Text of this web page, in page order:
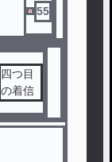
田舎の
村だが
、住人
が非常
に排他
的だっ
」とま
のに…
…
55
四つ目
の着信